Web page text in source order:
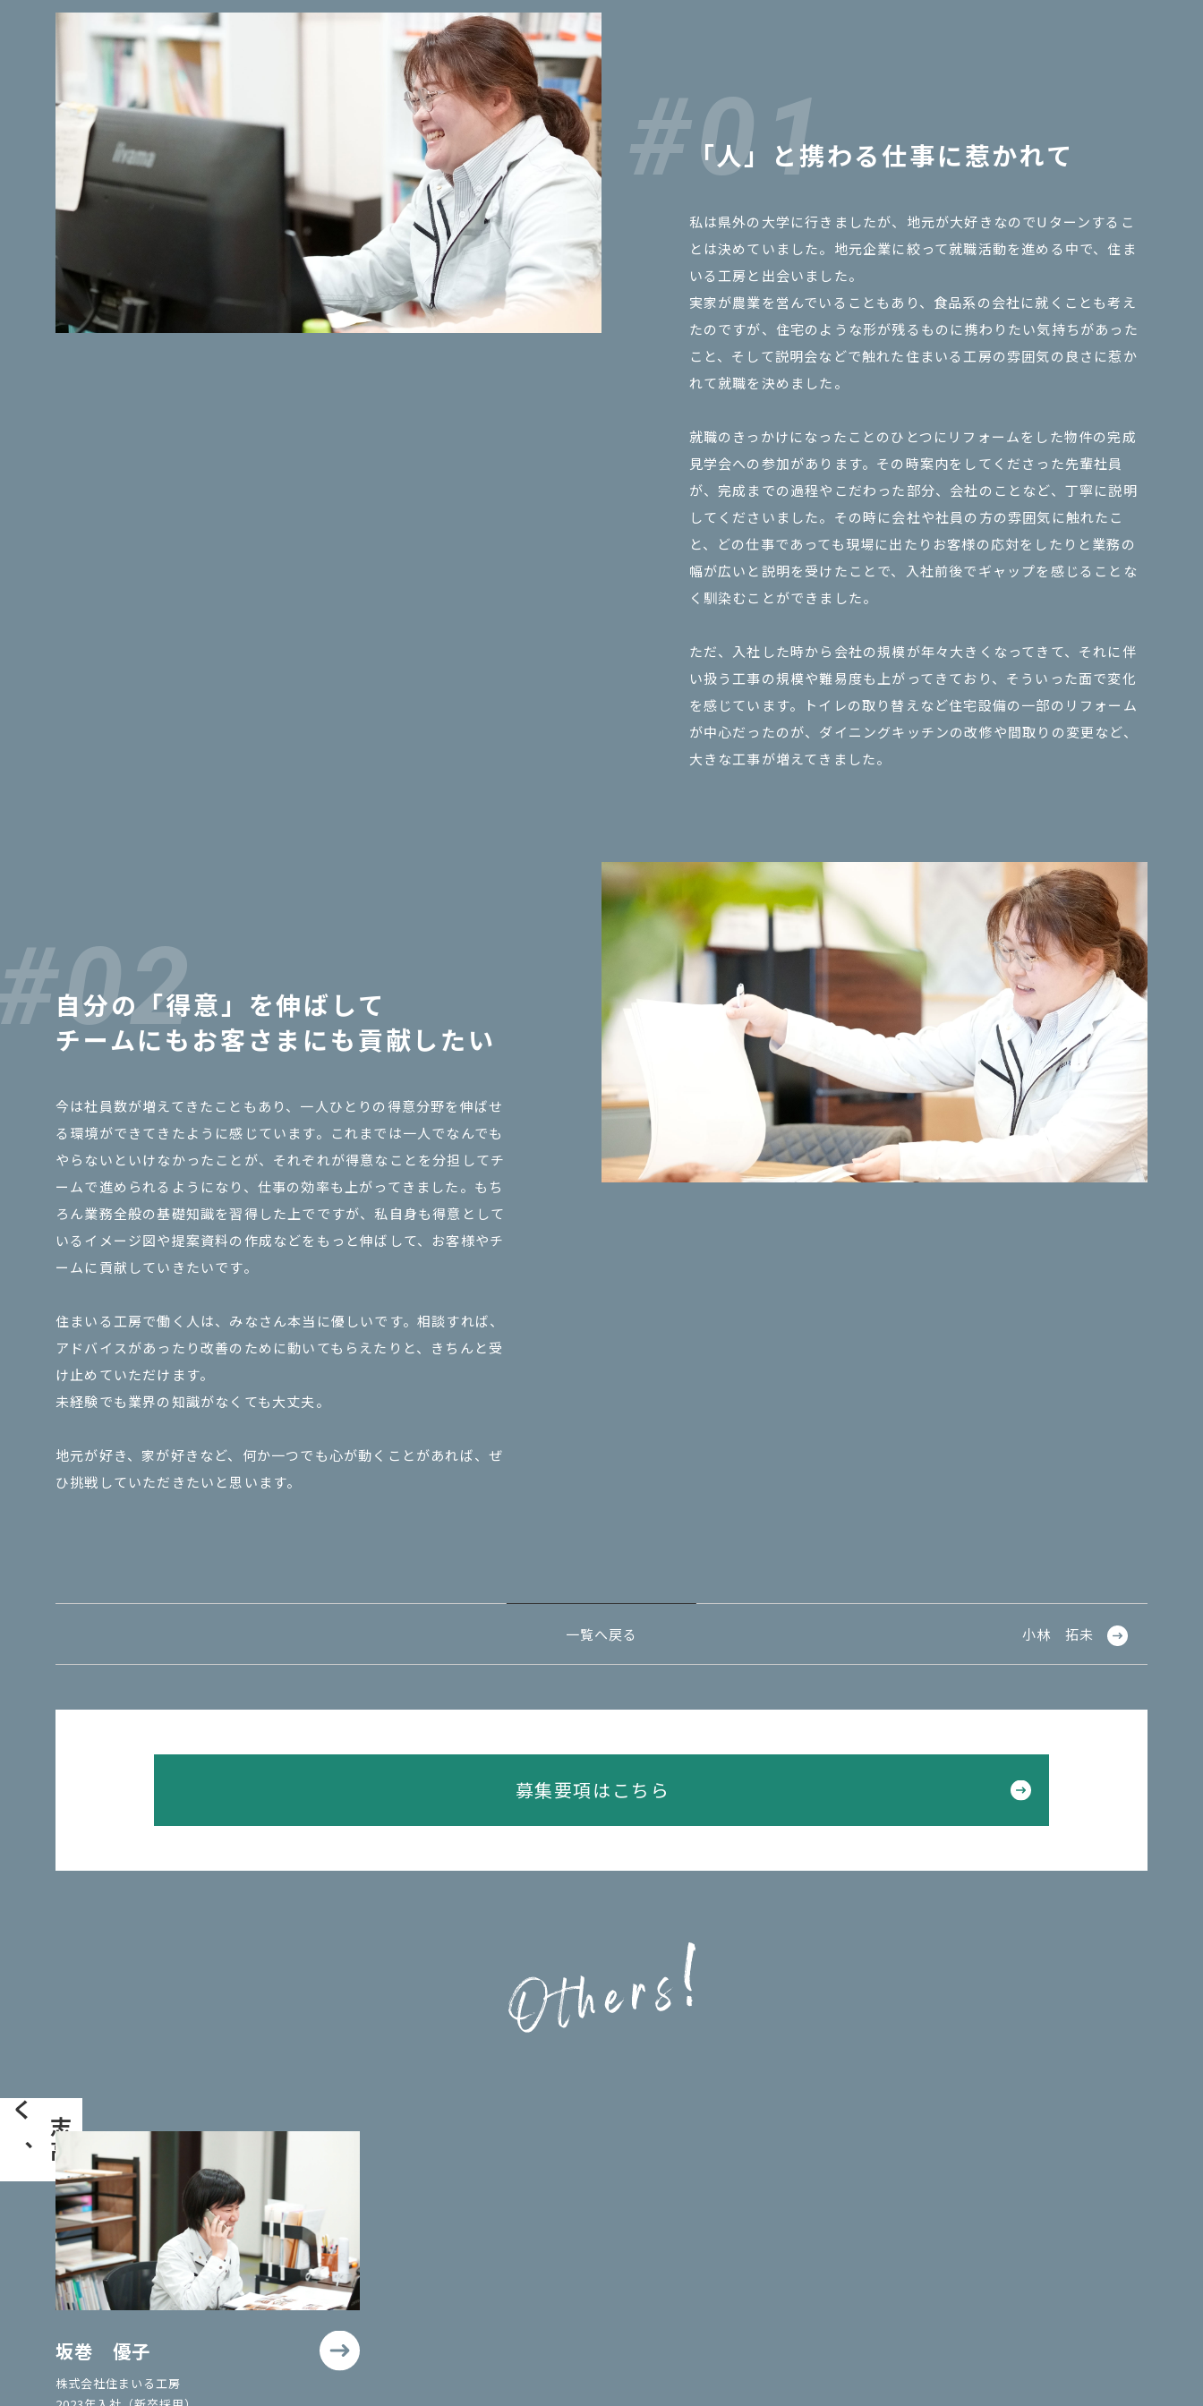
「人」と携わる仕事に惹かれて
私は県外の大学に行きましたが、地元が大好きなのでUターンするこ
とは決めていました。地元企業に絞って就職活動を進める中で、住ま
いる工房と出会いました。
実家が農業を営んでいることもあり、食品系の会社に就くことも考え
たのですが、住宅のような形が残るものに携わりたい気持ちがあった
こと、そして説明会などで触れた住まいる工房の雰囲気の良さに惹か
れて就職を決めました。
就職のきっかけになったことのひとつにリフォームをした物件の完成
見学会への参加があります。その時案内をしてくださった先輩社員
が、完成までの過程やこだわった部分、会社のことなど、丁寧に説明
してくださいました。その時に会社や社員の方の雰囲気に触れたこ
と、どの仕事であっても現場に出たりお客様の応対をしたりと業務の
幅が広いと説明を受けたことで、入社前後でギャップを感じることな
く馴染むことができました。
ただ、入社した時から会社の規模が年々大きくなってきて、それに伴
い扱う工事の規模や難易度も上がってきており、そういった面で変化
を感じています。トイレの取り替えなど住宅設備の一部のリフォーム
が中心だったのが、ダイニングキッチンの改修や間取りの変更など、
大きな工事が増えてきました。
自分の「得意」を伸ばして
チームにもお客さまにも貢献したい
今は社員数が増えてきたこともあり、一人ひとりの得意分野を伸ばせ
る環境ができてきたように感じています。これまでは一人でなんでも
やらないといけなかったことが、それぞれが得意なことを分担してチ
ームで進められるようになり、仕事の効率も上がってきました。もち
ろん業務全般の基礎知識を習得した上でですが、私自身も得意として
いるイメージ図や提案資料の作成などをもっと伸ばして、お客様やチ
ームに貢献していきたいです。
住まいる工房で働く人は、みなさん本当に優しいです。相談すれば、
アドバイスがあったり改善のために動いてもらえたりと、きちんと受
け止めていただけます。
未経験でも業界の知識がなくても大丈夫。
地元が好き、家が好きなど、何か一つでも心が動くことがあれば、ぜ
ひ挑戦していただきたいと思います。
一覧へ戻る 小林 拓未
募集要項はこちら
志
高
く
、
坂巻 優子
株式会社住まいる工房